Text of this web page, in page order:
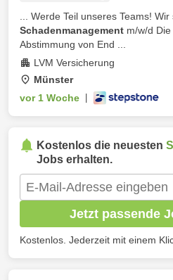
... Werde Teil unseres Teams!
Schadenmanagement m/w/d
Abstimmung von End ...
LVM Versicherung
Münster
vor 1 Woche
Kostenlos die neuesten
Jobs erhalten.
Jetzt passende
Kostenlos. Jederzeit mit einem